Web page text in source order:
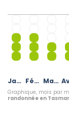
Janvier Février Mars
Graphique, mois par
randonnée en